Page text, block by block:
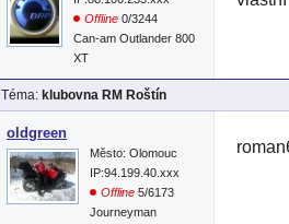
Offline 0/3244
Can-am Outlander 800
XT
Téma: klubovna RM Roštín
oldgreen
Město: Olomouc
IP:94.199.40.xxx
Offline 5/6173
Journeyman